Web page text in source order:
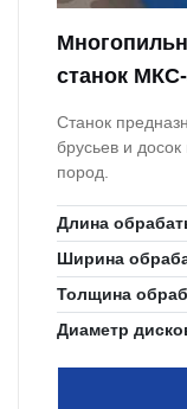
станок
Станок
брусьев и
пород.
Длина
Ширина
Толщина
Диаметр